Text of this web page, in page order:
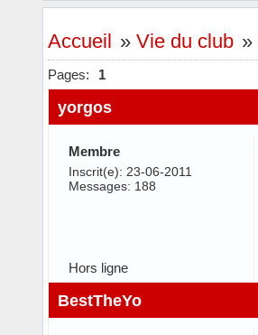
Accueil » Vie du club »
Pages: 1
yorgos
Membre
Inscrit(e): 23-06-2011
Messages: 188
Hors ligne
BestTheYo